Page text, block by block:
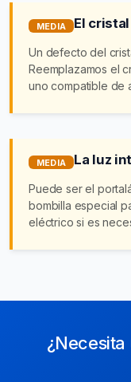
MEDIA El
Un defecto del
Reemplazamos el
uno compatible de
MEDIA La luz
Puede ser el
bombilla especial
eléctrico si es